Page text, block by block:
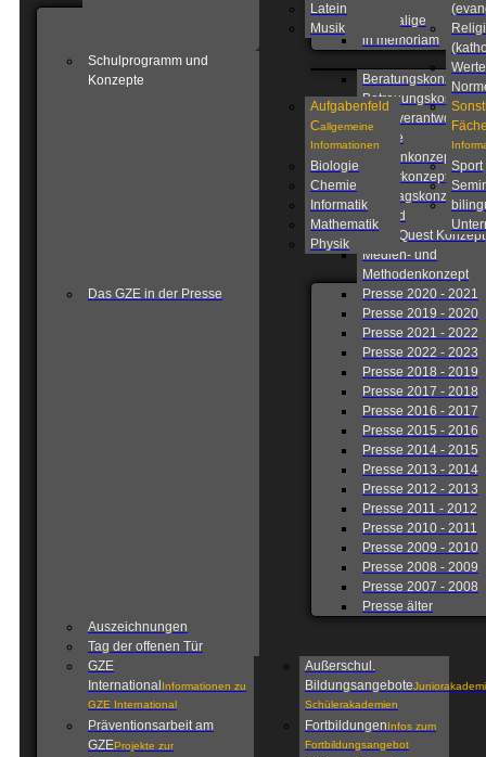
Ehemalige
in memoriam
Schulprogramm und
Konzepte
Beratungskonzept
Betreuungskonzept
Eigenverantwortliche
Schule
Fahrtenkonzept
Förderkonzept
Ganztagskonzept
Leitbild
Lions Quest Konzept
Medien- und
Methodenkonzept
Das GZE in der Presse
Presse 2020 - 2021
Presse 2019 - 2020
Presse 2021 - 2022
Presse 2022 - 2023
Presse 2018 - 2019
Presse 2017 - 2018
Presse 2016 - 2017
Presse 2015 - 2016
Presse 2014 - 2015
Presse 2013 - 2014
Presse 2012 - 2013
Presse 2011 - 2012
Presse 2010 - 2011
Presse 2009 - 2010
Presse 2008 - 2009
Presse 2007 - 2008
Presse älter
Auszeichnungen
Tag der offenen Tür
Latein
Musik
Aufgabenfeld
Callgemeine
Informationen
Biologie
Chemie
Informatik
Mathematik
Physik
Sport
GZE
International Informationen zu
GZE International
Präventionsarbeit am
GZEProjekte zur
Außerschul.
Bildungsangebote
Schülerakademien
FortbildungenInfos zum
Fortbildungsangebot